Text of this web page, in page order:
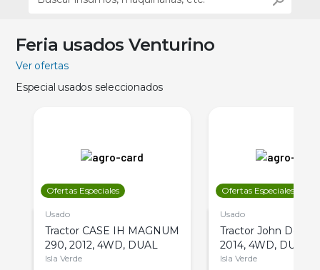
Feria usados Venturino
Ver ofertas
Especial usados seleccionados
Ofertas Especiales
Usado
Tractor CASE IH MAGNUM
290, 2012, 4WD, DUAL
Isla Verde
Ofertas Especiales
Usado
Tractor John Deere
2014, 4WD, DUAL
Isla Verde